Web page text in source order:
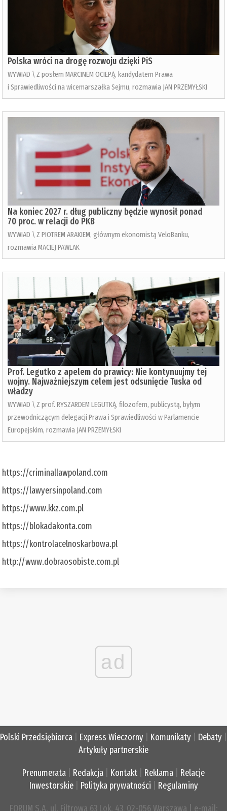
Polska wróci na drogę rozwoju dzięki PiS
WYWIAD \ Z posłem MARCINEM OCIEPĄ, kandydatem Prawa
i Sprawiedliwości na wicemarszałka Sejmu, rozmawia JAN PRZEMYŁSKI
Na koniec 2027 r. dług publiczny będzie wynosił ponad
70 proc. w relacji do PKB
WYWIAD \ Z PIOTREM ARAKIEM, głównym ekonomistą VeloBanku,
rozmawia MACIEJ PAWLAK
Prof. Legutko z apelem do prawicy: Nie kontynuujmy tej
wojny. Najważniejszym celem jest odsunięcie Tuska od
władzy
WYWIAD \ Z prof. RYSZARDEM LEGUTKĄ, filozofem, publicystą, byłym
przewodniczącym delegacji Prawa i Sprawiedliwości w Parlamencie
Europejskim, rozmawia JAN PRZEMYŁSKI
https://criminallawpoland.com
https://lawyersinpoland.com
https://www.kkz.com.pl
https://blokadakonta.com
https://kontrolacelnoskarbowa.pl
http://www.dobraosobiste.com.pl
ad
Polski Przedsiębiorca Express Wieczorny Komunikaty Debaty
Artykuły partnerskie
Prenumerata Redakcja Kontakt Reklama
Relacje
Inwestorskie| Polityka prywatności Regulaminy
FORUM S.A. ul. Filtrowa 63 Lok. 43, 02-056 Warszawa | e-mail: